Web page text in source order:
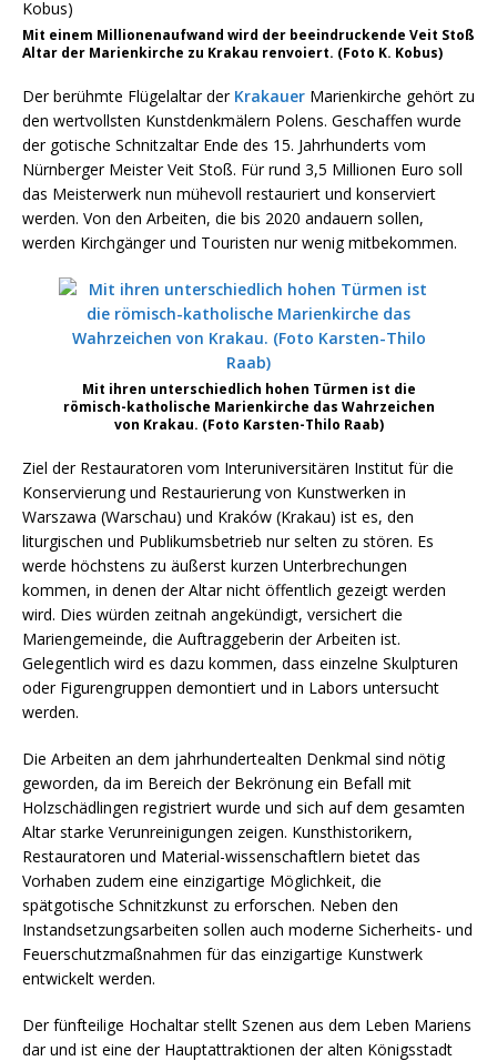
Mit einem Millionenaufwand wird der beeindruckende Veit Stoß
Altar der Marienkirche zu Krakau renvoiert. (Foto K. Kobus)
Der berühmte Flügelaltar der Krakauer Marienkirche gehört zu
den wertvollsten Kunstdenkmälern Polens. Geschaffen wurde
der gotische Schnitzaltar Ende des 15. Jahrhunderts vom
Nürnberger Meister Veit Stoß. Für rund 3,5 Millionen Euro soll
das Meisterwerk nun mühevoll restauriert und konserviert
werden. Von den Arbeiten, die bis 2020 andauern sollen,
werden Kirchgänger und Touristen nur wenig mitbekommen.
Mit ihren unterschiedlich hohen Türmen ist die
römisch-katholische Marienkirche das Wahrzeichen
von Krakau. (Foto Karsten-Thilo Raab)
Ziel der Restauratoren vom Interuniversitären Institut für die
Konservierung und Restaurierung von Kunstwerken in
Warszawa (Warschau) und Kraków (Krakau) ist es, den
liturgischen und Publikumsbetrieb nur selten zu stören. Es
werde höchstens zu äußerst kurzen Unterbrechungen
kommen, in denen der Altar nicht öffentlich gezeigt werden
wird. Dies würden zeitnah angekündigt, versichert die
Mariengemeinde, die Auftraggeberin der Arbeiten ist.
Gelegentlich wird es dazu kommen, dass einzelne Skulpturen
oder Figurengruppen demontiert und in Labors untersucht
werden.
Die Arbeiten an dem jahrhundertealten Denkmal sind nötig
geworden, da im Bereich der Bekrönung ein Befall mit
Holzschädlingen registriert wurde und sich auf dem gesamten
Altar starke Verunreinigungen zeigen. Kunsthistorikern,
Restauratoren und Material-wissenschaftlern bietet das
Vorhaben zudem eine einzigartige Möglichkeit, die
spätgotische Schnitzkunst zu erforschen. Neben den
Instandsetzungsarbeiten sollen auch moderne Sicherheits- und
Feuerschutzmaßnahmen für das einzigartige Kunstwerk
entwickelt werden.
Der fünfteilige Hochaltar stellt Szenen aus dem Leben Mariens
dar und ist eine der Hauptattraktionen der alten Königsstadt